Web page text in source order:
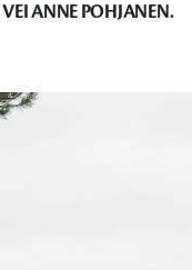
ANNE POHJANEN.